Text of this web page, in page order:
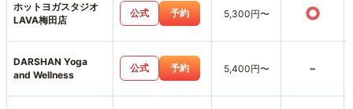
ホットヨガスタジオ
LAVA梅田店
公式 予約 5,300円〜 ○
DARSHAN Yoga
and Wellness
公式 予約 5,400円〜 -